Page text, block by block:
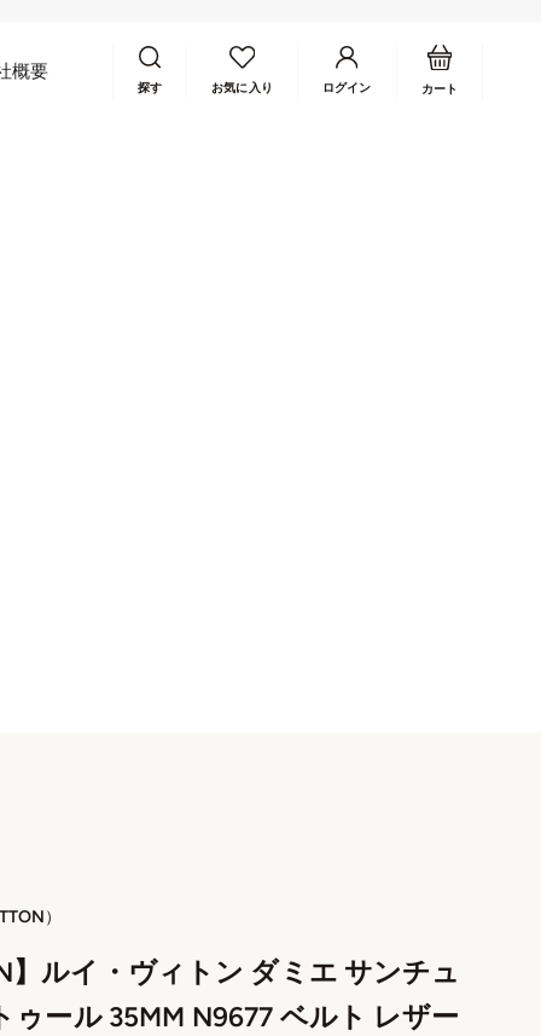
概要
探す お気に入り
アカウントページに移動
ログイン
カートを開く
カート
）
】ルイ・ヴィトン ダミエ サンチュ
ゥール 35MM N9677 ベルト レザー